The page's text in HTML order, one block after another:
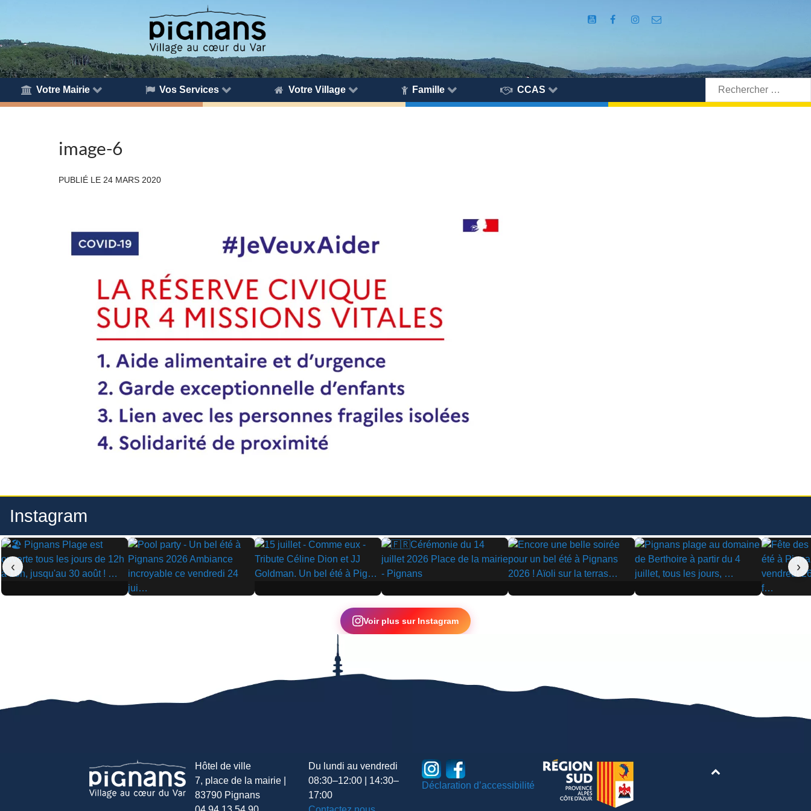
Votre Mairie Vos Services Votre Village Famille CCAS
Rechercher:
image-6
PUBLIÉ LE 24 MARS 2020
Instagram
▶
▶
▶ ▶ ▶ ▶
▶
‹ ›
Voir plus sur Instagram
Hôtel de ville
7, place de la mairie |
83790 Pignans
Du lundi au vendredi
08:30–12:00 | 14:30–
17:00
Déclaration d’accessibilité